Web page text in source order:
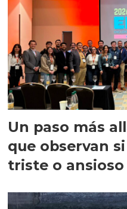
Un paso más
que observan
triste o ansioso